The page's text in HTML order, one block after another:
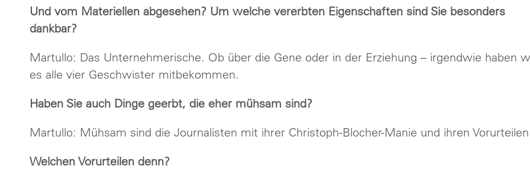
Und vom Materiellen abgesehen? Um welche vererbten Eigenschaften sind Sie besonders
dankbar?
Martullo: Das Unternehmerische. Ob über die Gene oder in der Erziehung – irgendwie haben
es alle vier Geschwister mitbekommen.
Haben Sie auch Dinge geerbt, die eher mühsam sind?
Martullo: Mühsam sind die Journalisten mit ihrer Christoph-Blocher-Manie und ihren
Welchen Vorurteilen denn?